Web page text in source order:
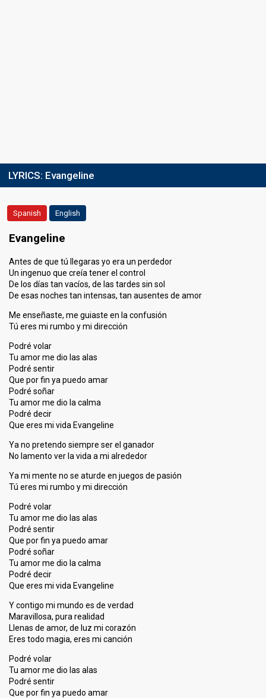
LYRICS: Evangeline
Spanish English
Evangeline
Antes de que tú llegaras yo era un perdedor
Un ingenuo que creía tener el control
De los días tan vacíos, de las tardes sin sol
De esas noches tan intensas, tan ausentes de amor
Me enseñaste, me guiaste en la confusión
Tú eres mi rumbo y mi dirección
Podré volar
Tu amor me dio las alas
Podré sentir
Que por fin ya puedo amar
Podré soñar
Tu amor me dio la calma
Podré decir
Que eres mi vida Evangeline
Ya no pretendo siempre ser el ganador
No lamento ver la vida a mi alrededor
Ya mi mente no se aturde en juegos de pasión
Tú eres mi rumbo y mi dirección
Podré volar
Tu amor me dio las alas
Podré sentir
Que por fin ya puedo amar
Podré soñar
Tu amor me dio la calma
Podré decir
Que eres mi vida Evangeline
Y contigo mi mundo es de verdad
Maravillosa, pura realidad
Llenas de amor, de luz mi corazón
Eres todo magia, eres mi canción
Podré volar
Tu amor me dio las alas
Podré sentir
Que por fin ya puedo amar